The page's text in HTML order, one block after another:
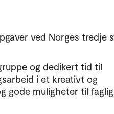
ved Norges tredje
og dedikert tid til
i et kreativt og
gode muligheter til faglig